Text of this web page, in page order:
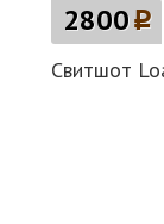
2800p
Свитшот